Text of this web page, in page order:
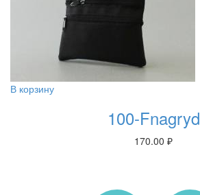
В корзину
100-Fnagryd
170.00 ₽